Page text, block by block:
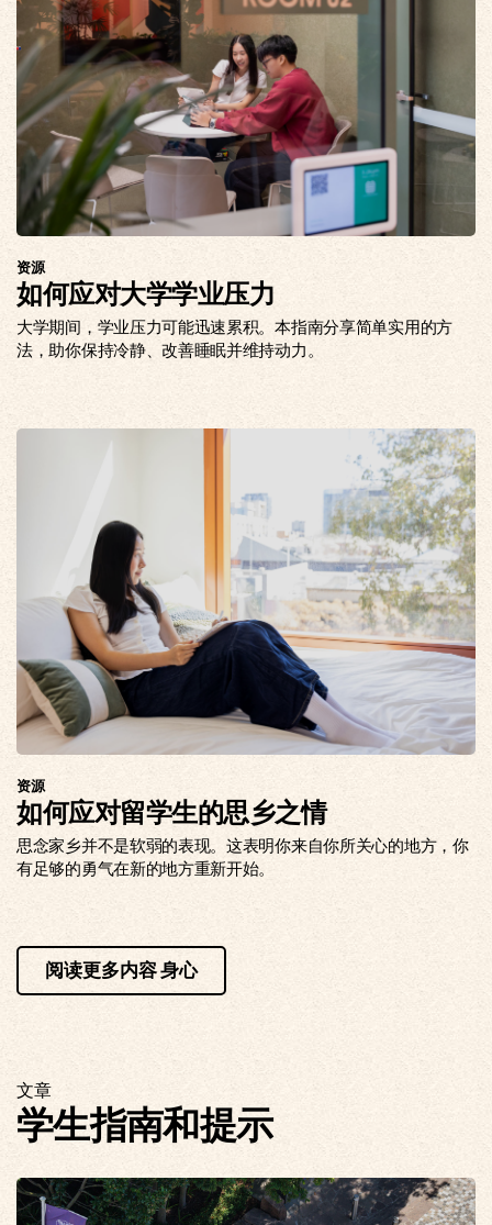
资源
如何应对大学学业压力
大学期间，学业压力可能迅速累积。本指南分享简单实用的方
法，助你保持冷静、改善睡眠并维持动力。
资源
如何应对留学生的思乡之情
思念家乡并不是软弱的表现。这表明你来自你所关心的地方，你
有足够的勇气在新的地方重新开始。
阅读更多内容 身心
文章
学生指南和提示